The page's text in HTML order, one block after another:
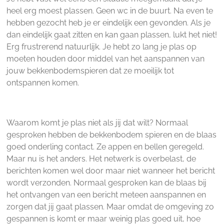
heel erg moest plassen. Geen wc in de buurt. Na even te
hebben gezocht heb je er eindelijk een gevonden. Als je
dan eindelijk gaat zitten en kan gaan plassen, lukt het niet!
Erg frustrerend natuurlijk. Je hebt zo lang je plas op
moeten houden door middel van het aanspannen van
jouw bekkenbodemspieren dat ze moeilijk tot
ontspannen komen.
Waarom komt je plas niet als jij dat wilt? Normaal
gesproken hebben de bekkenbodem spieren en de blaas
goed onderling contact. Ze appen en bellen geregeld.
Maar nu is het anders. Het netwerk is overbelast, de
berichten komen wel door maar niet wanneer het bericht
wordt verzonden. Normaal gesproken kan de blaas bij
het ontvangen van een bericht meteen aanspannen en
zorgen dat jij gaat plassen. Maar omdat de omgeving zo
gespannen is komt er maar weinig plas goed uit, hoe